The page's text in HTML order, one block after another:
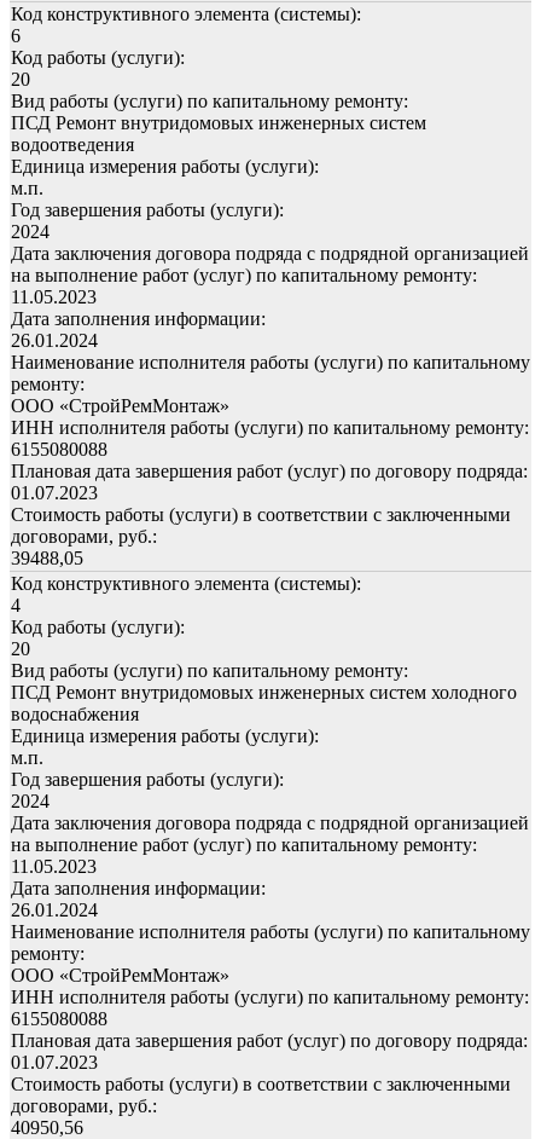
Код конструктивного элемента (системы):
6
Код работы (услуги):
20
Вид работы (услуги) по капитальному ремонту:
ПСД Ремонт внутридомовых инженерных систем
водоотведения
Единица измерения работы (услуги):
м.п.
Год завершения работы (услуги):
2024
Дата заключения договора подряда с подрядной организацией
на выполнение работ (услуг) по капитальному ремонту:
11.05.2023
Дата заполнения информации:
26.01.2024
Наименование исполнителя работы (услуги) по капитальному
ремонту:
ООО «СтройРемМонтаж»
ИНН исполнителя работы (услуги) по капитальному ремонту:
6155080088
Плановая дата завершения работ (услуг) по договору подряда:
01.07.2023
Стоимость работы (услуги) в соответствии с заключенными
договорами, руб.:
39488,05
Код конструктивного элемента (системы):
4
Код работы (услуги):
20
Вид работы (услуги) по капитальному ремонту:
ПСД Ремонт внутридомовых инженерных систем холодного
водоснабжения
Единица измерения работы (услуги):
м.п.
Год завершения работы (услуги):
2024
Дата заключения договора подряда с подрядной организацией
на выполнение работ (услуг) по капитальному ремонту:
11.05.2023
Дата заполнения информации:
26.01.2024
Наименование исполнителя работы (услуги) по капитальному
ремонту:
ООО «СтройРемМонтаж»
ИНН исполнителя работы (услуги) по капитальному ремонту:
6155080088
Плановая дата завершения работ (услуг) по договору подряда:
01.07.2023
Стоимость работы (услуги) в соответствии с заключенными
договорами, руб.:
40950,56